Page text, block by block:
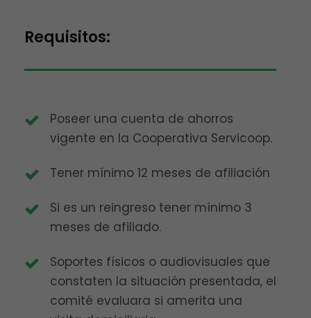
Requisitos:
Poseer una cuenta de ahorros
vigente en la Cooperativa Servicoop.
Tener mínimo 12 meses de afiliación
Si es un reingreso tener mínimo 3
meses de afiliado.
Soportes físicos o audiovisuales que
constaten la situación presentada, el
comité evaluara si amerita una